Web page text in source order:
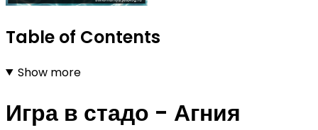
Table of Contents
Show more
Игра в стадо - Агния